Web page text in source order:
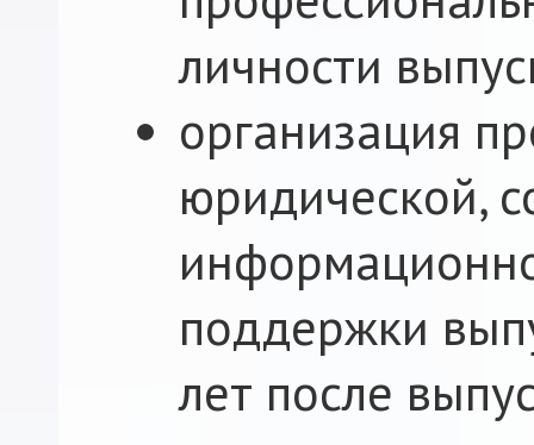
личности
организация
юридической,
поддержки
лет после